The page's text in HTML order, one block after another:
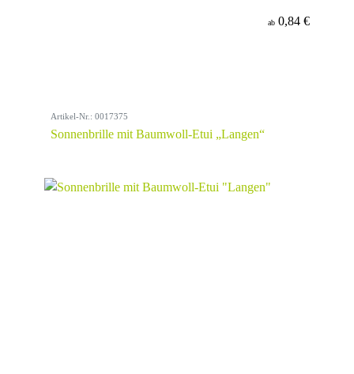
ab 0,84 €
Artikel-Nr.: 0017375
Sonnenbrille mit Baumwoll-Etui „Langen“